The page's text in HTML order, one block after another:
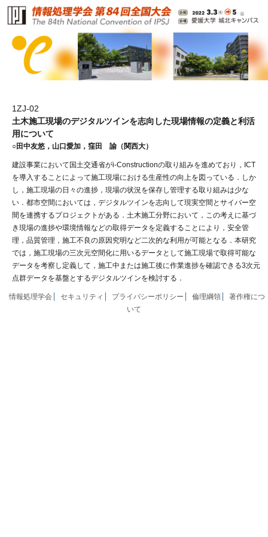
1ZJ-02
土木施工現場のデジタルツインを志向した現場情報の定義と利活
用について
○田中友悠，山口愛加，窪田 諭（関西大）
建設事業において国土交通省がi-Constructionの取り組みを進めており，ICT
を導入することによって施工現場における生産性の向上を図っている．しか
し，施工現場の日々の進捗，現場の状況を保存し管理する取り組みは少な
い．都市空間においては，デジタルツインを志向して現実空間とサイバー空
間を連携するプロジェクトがある．土木施工分野において，この考えに基づ
き現場の進捗や環境情報などの取得データを定義することにより，安全管
理，品質管理，施工不良の原因究明など二次的な利用が可能となる．本研究
では，施工現場の三次元空間化に用いるデータとして施工現場で取得可能な
データを考察し定義して，施工中または施工後に作業進捗を確認できる3次元
点群データを基盤とするデジタルツインを検討する．
情報処理学会 セキュリティ プライバシーポリシー 倫理綱領
著作権につ
いて